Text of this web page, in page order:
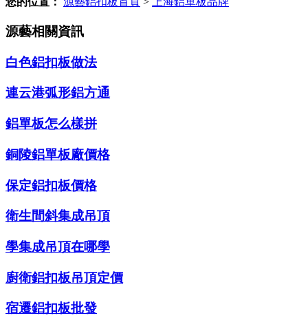
源藝相關資訊
白色鋁扣板做法
連云港弧形鋁方通
鋁單板怎么樣拼
銅陵鋁單板廠價格
保定鋁扣板價格
衛生間斜集成吊頂
學集成吊頂在哪學
廚衛鋁扣板吊頂定價
宿遷鋁扣板批發